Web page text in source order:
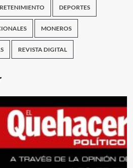
DEPORTES
MONEROS
REVISTA DIGITAL